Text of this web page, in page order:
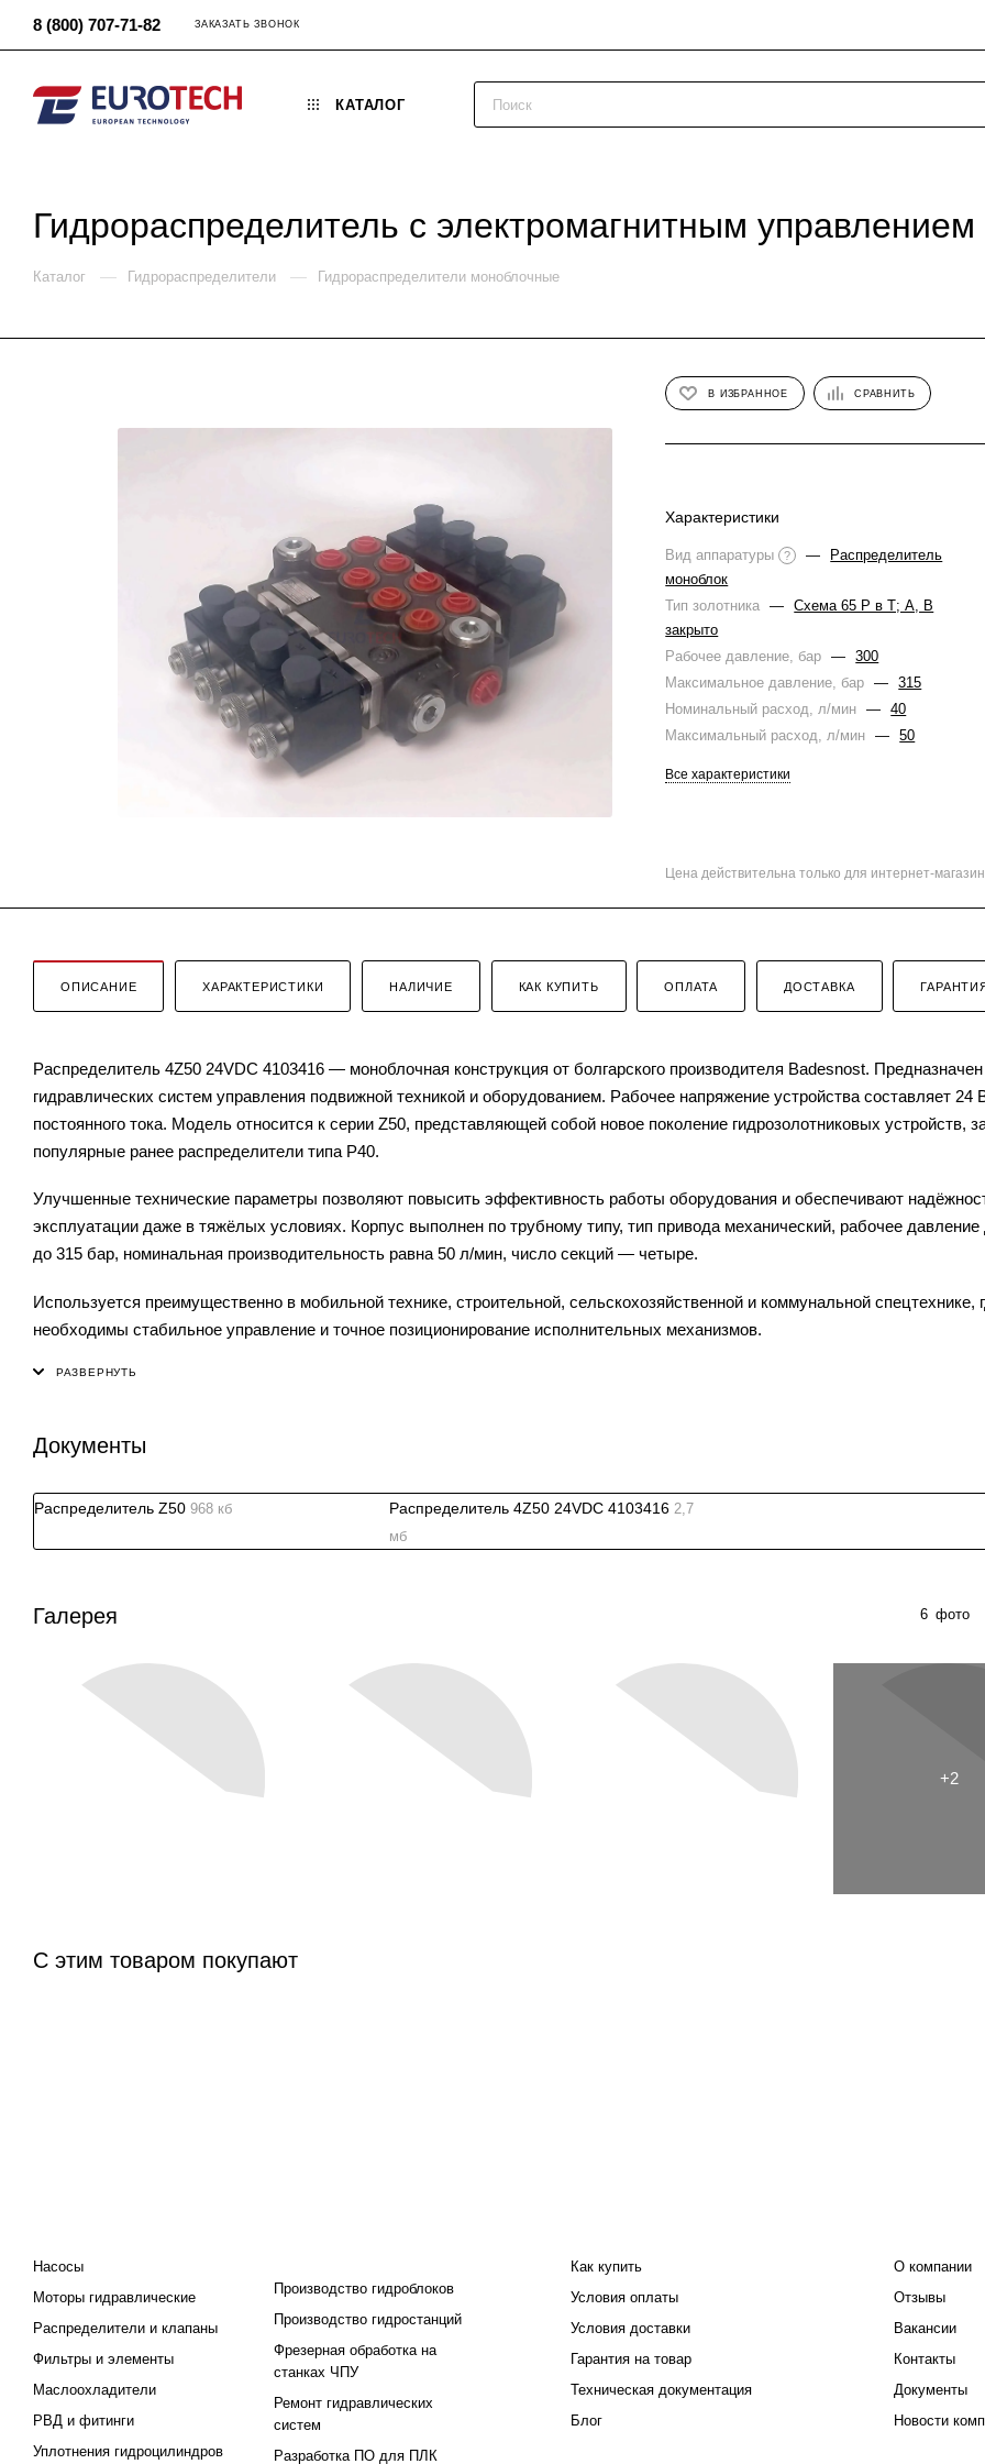
8 (800) 707-71-82 ЗАКАЗАТЬ ЗВОНОК
КАТАЛОГ
Гидрораспределитель с электромагнитным
Каталог — Гидрораспределители — Гидрораспределители моноблочные
В ИЗБРАННОЕ СРАВНИТЬ
Характеристики
Вид аппаратуры ? —
Распределитель
моноблок
Тип золотника
—
Схема 65 Р в Т; A, B
закрыто
Рабочее давление, бар
—
300
Максимальное давление, бар
—
315
Номинальный расход, л/мин
—
40
Максимальный расход, л/мин
— 50
Все характеристики
Цена действительна только для интернет-
ОПИСАНИЕ ХАРАКТЕРИСТИКИ НАЛИЧИЕ КАК КУПИТЬ ОПЛАТА ДОСТАВКА
Распределитель 4Z50 24VDC 4103416 — моноблочная конструкция от болгарского производителя Badesnost.
гидравлических систем управления подвижной техникой и оборудованием. Рабочее напряжение устройства составляет 24
постоянного тока. Модель относится к серии Z50, представляющей собой новое поколение гидрозолотниковых устройств,
популярные ранее распределители типа P40.
Улучшенные технические параметры позволяют повысить эффективность работы оборудования и обеспечивают
эксплуатации даже в тяжёлых условиях. Корпус выполнен по трубному типу, тип привода механический, рабочее давление
до 315 бар, номинальная производительность равна 50 л/мин, число секций — четыре.
Используется преимущественно в мобильной технике, строительной, сельскохозяйственной и коммунальной спецтехнике,
необходимы стабильное управление и точное позиционирование исполнительных механизмов.
Документы
Распределитель Z50 968 кб Распределитель 4Z50 24VDC 4103416 2,7
мб
Галерея 6 фото
С этим товаром покупают
Насосы
Моторы гидравлические
Распределители и клапаны
Фильтры и элементы
Маслоохладители
РВД и фитинги
Уплотнения гидроцилиндров
Производство гидроблоков
Производство гидростанций
Фрезерная обработка на
станках ЧПУ
Ремонт гидравлических
систем
Разработка ПО для ПЛК
Как купить
Условия оплаты
Условия доставки
Гарантия на товар
Техническая документация
Блог
О компании
Отзывы
Вакансии
Контакты
Документы
Новости